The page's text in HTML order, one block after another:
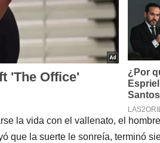
la vida con el vallenato, el
que la suerte le sonreía, terminó